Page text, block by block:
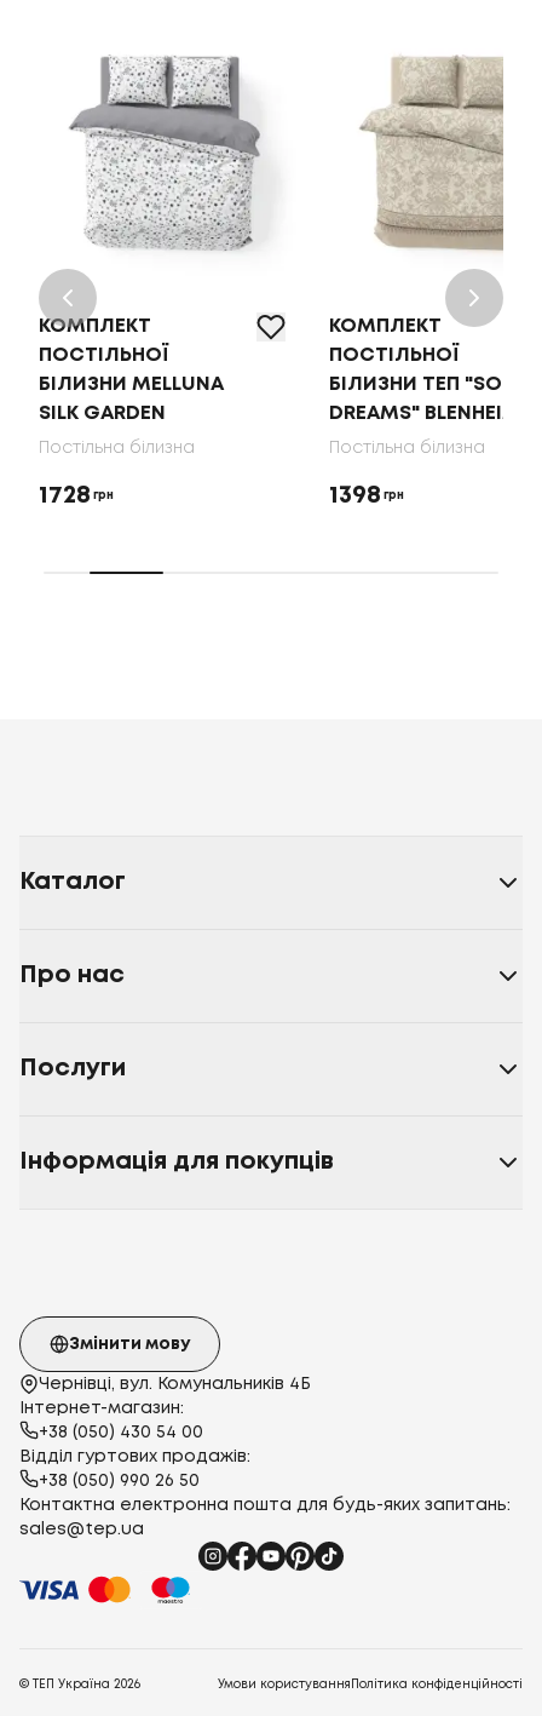
КОМПЛЕКТ
ПОСТІЛЬНОЇ
БІЛИЗНИ MELLUNA
SILK GARDEN
Постільна білизна
1728 грн
КОМПЛЕКТ
ПОСТІЛЬНОЇ
БІЛИЗНИ ТЕП "SOFT
DREAMS" BLENHEIM
Постільна білизна
1398 грн
Каталог
Про нас
Послуги
Інформація для покупців
Чернівці, вул. Комунальників 4Б
Інтернет-магазин:
+38 (050) 430 54 00
Відділ гуртових продажів:
+38 (050) 990 26 50
Контактна електронна пошта для будь-яких запитань:
sales@tep.ua
Змінити мову
© ТЕП Україна 2026 Умови користування Політика конфіденційності